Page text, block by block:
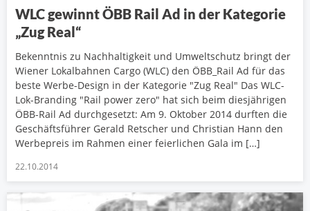
WLC gewinnt ÖBB Rail Ad in der Kategorie
„Zug Real“
Bekenntnis zu Nachhaltigkeit und Umweltschutz bringt der
Wiener Lokalbahnen Cargo (WLC) den ÖBB_Rail Ad für das
beste Werbe-Design in der Kategorie "Zug Real" Das WLC-
Lok-Branding "Rail power zero" hat sich beim diesjährigen
ÖBB-Rail Ad durchgesetzt: Am 9. Oktober 2014 durften die
Geschäftsführer Gerald Retscher und Christian Hann den
Werbepreis im Rahmen einer feierlichen Gala im […]
22.10.2014